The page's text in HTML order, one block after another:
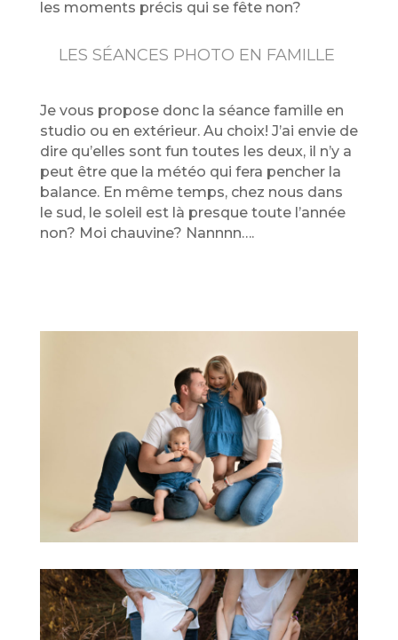
les moments précis qui se fête non?
LES SÉANCES PHOTO EN FAMILLE
Je vous propose donc la séance famille en
studio ou en extérieur. Au choix! J’ai envie de
dire qu’elles sont fun toutes les deux, il n’y a
peut être que la météo qui fera pencher la
balance. En même temps, chez nous dans
le sud, le soleil est là presque toute l’année
non? Moi chauvine? Nannnn….